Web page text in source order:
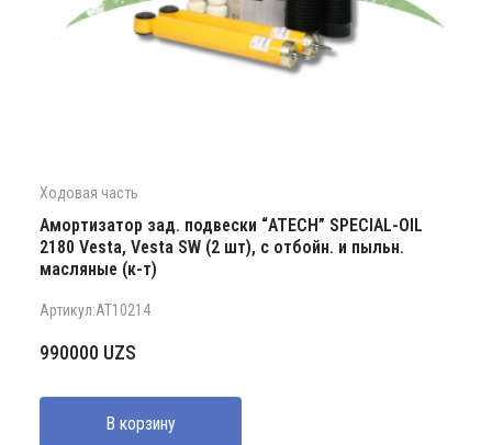
Ходовая часть
Амортизатор зад. подвески “ATECH” SPECIAL-OIL
2180 Vesta, Vesta SW (2 шт), с отбойн. и пыльн.
масляные (к-т)
Артикул:AT10214
990000 UZS
В корзину